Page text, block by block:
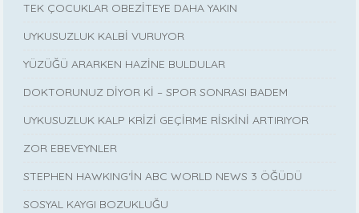
TEK ÇOCUKLAR OBEZİTEYE DAHA YAKIN
UYKUSUZLUK KALBİ VURUYOR
YÜZÜĞÜ ARARKEN HAZİNE BULDULAR
DOKTORUNUZ DİYOR Kİ – SPOR SONRASI BADEM
UYKUSUZLUK KALP KRİZİ GEÇİRME RİSKİNİ ARTIRIYOR
ZOR EBEVEYNLER
STEPHEN HAWKING‘İN ABC WORLD NEWS 3 ÖĞÜDÜ
SOSYAL KAYGI BOZUKLUĞU